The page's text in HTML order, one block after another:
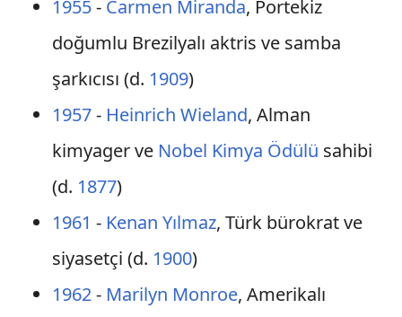
1955- Carmen Miranda, Portekiz
doğumlu Brezilyalı aktris ve samba
şarkıcısı (d. 1909)
1957- Heinrich Wieland, Alman
kimyager ve Nobel Kimya Ödülü sahibi
(d. 1877)
1961 - Kenan Yılmaz, Türk bürokrat ve
siyasetçi (d. 1900)
1962- Marilyn Monroe, Amerikalı